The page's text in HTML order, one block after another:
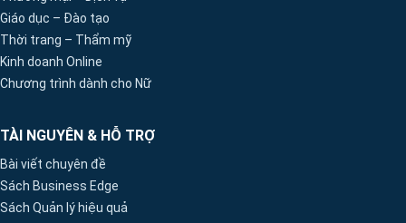
Giáo dục – Đào tạo
Thời trang – Thẩm mỹ
Kinh doanh Online
Chương trình dành cho Nữ
TÀI NGUYÊN & HỖ TRỢ
Bài viết chuyên đề
Sách Business Edge
Sách Quản lý hiệu quả